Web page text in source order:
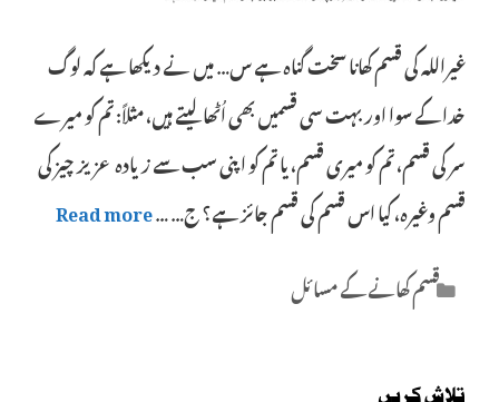
غیراللہ کی قسم کھانا سخت گناہ ہے س… میں نے دیکھا ہے کہ لوگ
خدا کے سوا اور بہت سی قسمیں بھی اُٹھالیتے ہیں، مثلاً: تم کو میرے
سر کی قسم، تم کو میری قسم، یا تم کو اپنی سب سے زیادہ عزیز چیز کی
قسم وغیرہ، کیا اس قسم کی قسم جائز ہے؟ ج… …Read more
Categories
قسم کھانے کے مسائل
تلاش کریں